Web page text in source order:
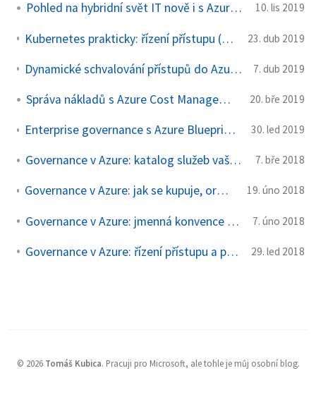
Pohled na hybridní svět IT nově i s Azure Arc 10. lis 2019
Kubernetes prakticky: řízení přístupu (RBAC) s integrací na Azure Active Directory 23. dub 2019
Dynamické schvalování přístupů do Azure s Privileged Identity Management 7. dub 2019
Správa nákladů s Azure Cost Management 20. bře 2019
Enterprise governance s Azure Blueprints pro všechny vaše subskripce 30. led 2019
Governance v Azure: katalog služeb vašeho centrálního IT 7. bře 2018
Governance v Azure: jak se kupuje, organizuje a dělají subskripce 19. úno 2018
Governance v Azure: jmenná konvence a tagování 7. úno 2018
Governance v Azure: řízení přístupu a provozní politiky 29. led 2018
© 2026 Tomáš Kubica. Pracuji pro Microsoft, ale tohle je můj osobní blog.